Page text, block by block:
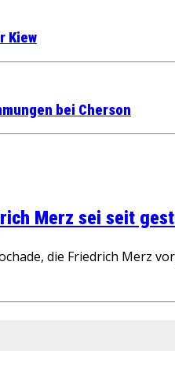
Kiew
bei Cherson
Merz sei seit
die Friedrich Merz